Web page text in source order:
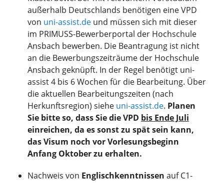
außerhalb Deutschlands benötigen eine VPD
von uni-assist.de und müssen sich mit dieser
im PRIMUSS-Bewerberportal der Hochschule
Ansbach bewerben. Die Beantragung ist nicht
an die Bewerbungszeiträume der Hochschule
Ansbach geknüpft. In der Regel benötigt uni-
assist 4 bis 6 Wochen für die Bearbeitung. Über
die aktuellen Bearbeitungszeiten (nach
Herkunftsregion) siehe uni-assist.de. Planen
Sie bitte so, dass Sie die VPD bis Ende Juli
einreichen, da es sonst zu spät sein kann,
das Visum noch vor Vorlesungsbeginn
Anfang Oktober zu erhalten.
Nachweis von Englischkenntnissen auf C1-